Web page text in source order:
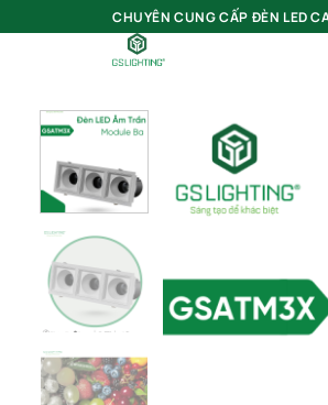
qua
CHUYÊN CUNG CẤP ĐÈN LED